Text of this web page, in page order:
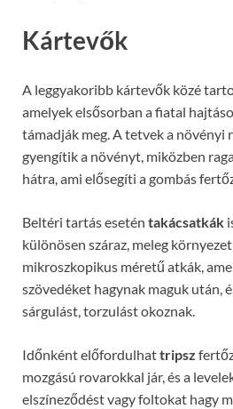
Kártevők
A leggyakoribb kártevők közé
amelyek elsősorban a fiatal
támadják meg. A tetvek a növényi
gyengítik a növényt, miközben
hátra, ami elősegíti a gombás
Beltéri tartás esetén takácsatkák
különösen száraz, meleg
mikroszkopikus méretű atkák,
szövedéket hagynak maguk után,
sárgulást, torzulást okoznak.
Időnként előfordulhattripsz
mozgású rovarokkal jár, és a
elszíneződést vagy foltokat hagy